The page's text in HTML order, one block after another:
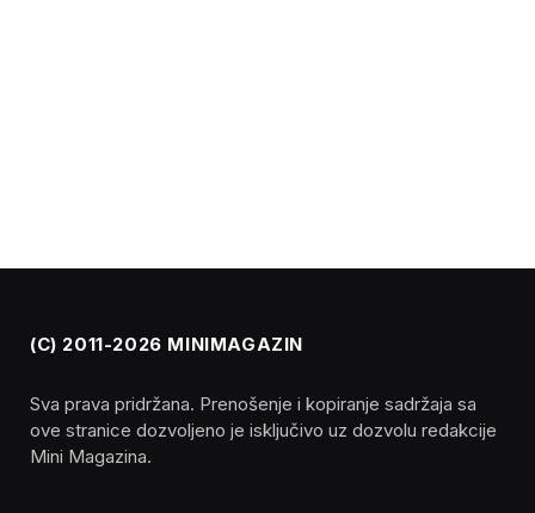
(C) 2011-2026 MINIMAGAZIN
Sva prava pridržana. Prenošenje i kopiranje sadržaja sa
ove stranice dozvoljeno je isključivo uz dozvolu redakcije
Mini Magazina.